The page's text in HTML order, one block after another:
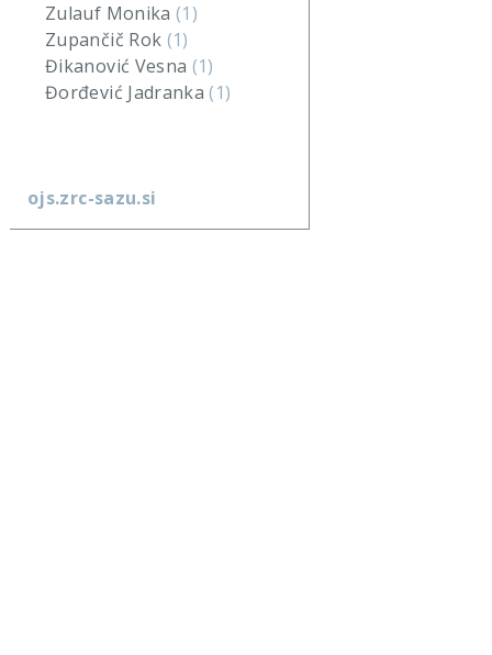
Zulauf Monika(1)
Zupančič Rok (1)
Đikanović Vesna (1)
Đorđević Jadranka(1)
ojs.zrc-sazu.si